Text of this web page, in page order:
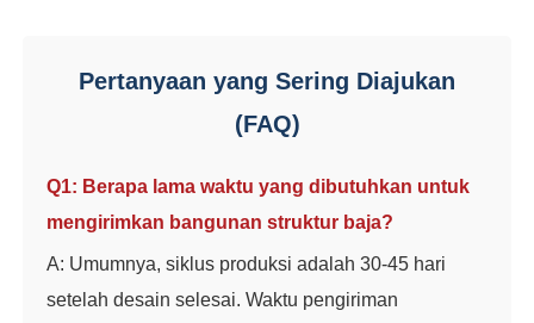
Pertanyaan yang Sering Diajukan
(FAQ)
Q1: Berapa lama waktu yang dibutuhkan untuk
mengirimkan bangunan struktur baja?
A: Umumnya, siklus produksi adalah 30-45 hari
setelah desain selesai. Waktu pengiriman